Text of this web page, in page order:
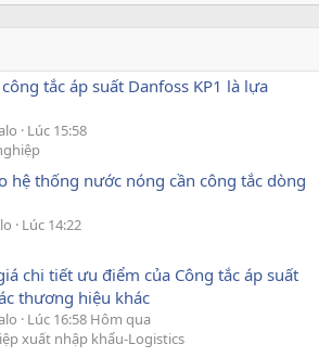
tắc áp suất Danfoss KP1 là lựa
Lúc 15:58
hệ thống nước nóng cần công tắc dòng
Lúc 14:22
chi tiết ưu điểm của Công tắc áp suất
thương hiệu khác
Lúc 16:58 Hôm qua
xuất nhập khẩu-Logistics